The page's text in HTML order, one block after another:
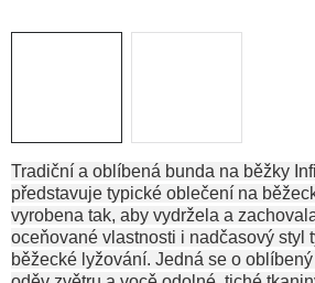
CYKLO Servis
Tradiční a oblíbená bunda na běžky
představuje typické oblečení na
vyrobena tak, aby vydržela a
oceňované vlastnosti i nadčasový styl
běžecké lyžování. Jedná se o